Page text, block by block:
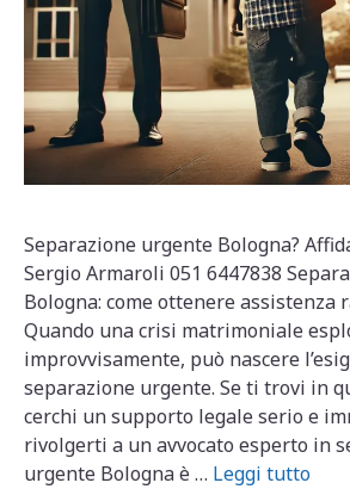
Separazione urgente Bologna?
Sergio Armaroli 051 6447838
Bologna: come ottenere assistenza
Quando una crisi matrimoniale
improvvisamente, può nascere
separazione urgente. Se ti trovi in
cerchi un supporto legale serio e
rivolgerti a un avvocato esperto in
urgente Bologna è … Leggi tutto